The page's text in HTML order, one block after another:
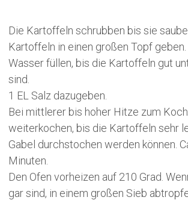
Die Kartoffeln schrubben bis sie
Kartoffeln in einen großen Topf
Wasser füllen, bis die Kartoffeln gut
sind.
1 EL Salz dazugeben.
Bei mittlerer bis hoher Hitze zum
weiterkochen, bis die Kartoffeln sehr
Gabel durchstochen werden können.
Minuten.
Den Ofen vorheizen auf 210 Grad.
gar sind, in einem großen Sieb